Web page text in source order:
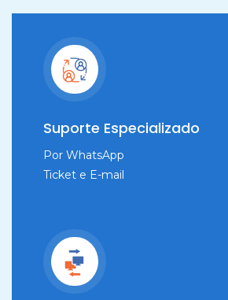
Suporte Especializado
Por WhatsApp
Ticket e E-mail